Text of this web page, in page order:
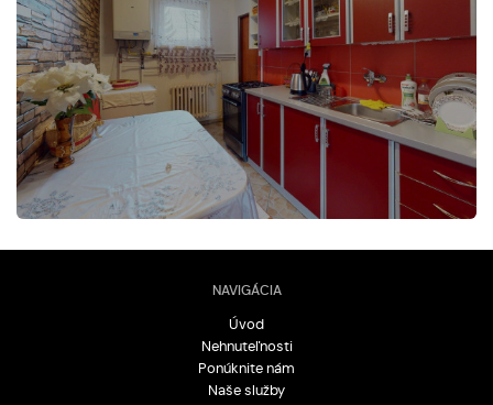
NAVIGÁCIA
Úvod
Nehnuteľnosti
Ponúknite nám
Naše služby